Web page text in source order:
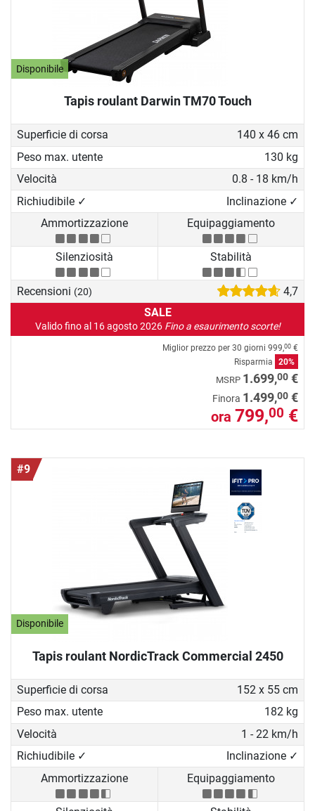
Disponibile
Tapis roulant Darwin TM70 Touch
Superficie di corsa
140 x 46 cm
Peso max. utente
130 kg
Velocità
0.8 - 18 km/h
Richiudibile ✓
Inclinazione ✓
Ammortizzazione
Equipaggiamento
Silenziosità Stabilità
Recensioni (20)
4,7
SALE
Valido fino al 16 agosto 2026 Fino a esaurimento scorte!
Miglior prezzo per 30 giorni 999,00 €
Risparmia
20%
MSRP 1.699,00 €
Finora 1.499,00 €
ora 799,00 €
#9
Disponibile
Tapis roulant NordicTrack Commercial 2450
Superficie di corsa
152 x 55 cm
Peso max. utente
182 kg
Velocità
1 - 22 km/h
Richiudibile ✓
Inclinazione ✓
Ammortizzazione
Equipaggiamento